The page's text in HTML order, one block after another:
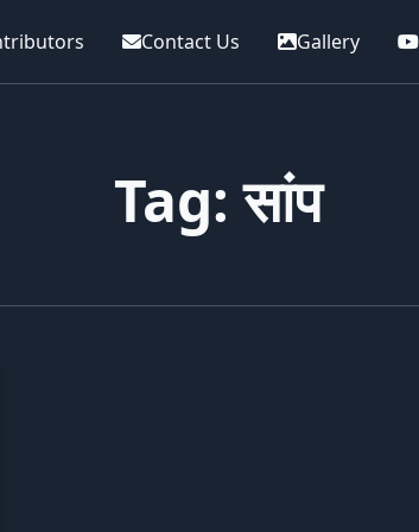
Contact Us Gallery
Tag: सांप